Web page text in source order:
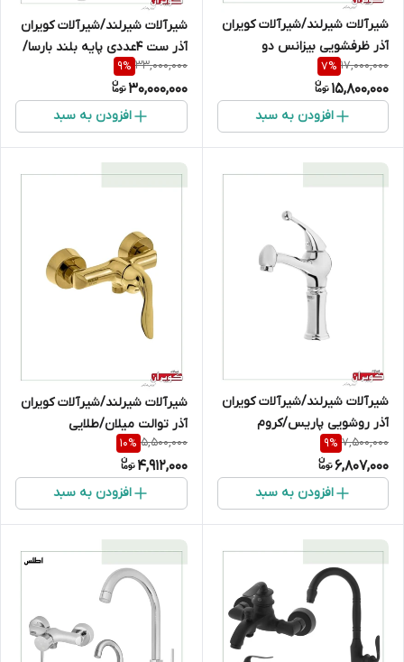
شیرآلات شیرلند/شیرآلات کویران
آذر ظرفشویی بیزانس دو
منظوره/کروم مات
17,000,000
7%
15,800,000
افزودن به سبد
شیرآلات شیرلند/شیرآلات کویران
آذر ست 4عددی پایه بلند بارسا/
سفیدطلایی
33,000,000
9%
30,000,000
افزودن به سبد
شیرآلات شیرلند/شیرآلات کویران
آذر روشویی پاریس/کروم
7,500,000
9%
6,807,000
افزودن به سبد
شیرآلات شیرلند/شیرآلات کویران
آذر توالت میلان/طلایی
5,500,000
10%
4,912,000
افزودن به سبد